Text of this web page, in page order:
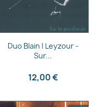
Aperçu rapide
Duo Blain | Leyzour -
Sur...
12,00 €